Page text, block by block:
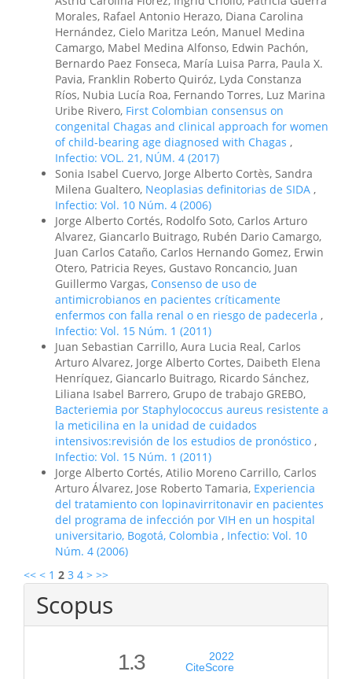
Morales, Rafael Antonio Herazo, Diana Carolina
Hernández, Cielo Maritza León, Manuel Medina
Camargo, Mabel Medina Alfonso, Edwin Pachón,
Bernardo Paez Fonseca, María Luisa Parra, Paula X.
Pavia, Franklin Roberto Quiróz, Lyda Constanza
Ríos, Nubia Lucía Roa, Fernando Torres, Luz Marina
Uribe Rivero, First Colombian consensus on
congenital Chagas and clinical approach for women
of child-bearing age diagnosed with Chagas ,
Infectio: VOL. 21, NÚM. 4 (2017)
Sonia Isabel Cuervo, Jorge Alberto Cortès, Sandra
Milena Gualtero, Neoplasias definitorias de SIDA ,
Infectio: Vol. 10 Núm. 4 (2006)
Jorge Alberto Cortés, Rodolfo Soto, Carlos Arturo
Alvarez, Giancarlo Buitrago, Rubén Dario Camargo,
Juan Carlos Cataño, Carlos Hernando Gomez, Erwin
Otero, Patricia Reyes, Gustavo Roncancio, Juan
Guillermo Vargas, Consenso de uso de
antimicrobianos en pacientes críticamente
enfermos con falla renal o en riesgo de padecerla ,
Infectio: Vol. 15 Núm. 1 (2011)
Juan Sebastian Carrillo, Aura Lucia Real, Carlos
Arturo Alvarez, Jorge Alberto Cortes, Daibeth Elena
Henríquez, Giancarlo Buitrago, Ricardo Sánchez,
Liliana Isabel Barrero, Grupo de trabajo GREBO,
Bacteriemia por Staphylococcus aureus resistente a
la meticilina en la unidad de cuidados
intensivos:revisión de los estudios de pronóstico ,
Infectio: Vol. 15 Núm. 1 (2011)
Jorge Alberto Cortés, Atilio Moreno Carrillo, Carlos
Arturo Álvarez, Jose Roberto Tamaria, Experiencia
del tratamiento con lopinavirritonavir en pacientes
del programa de infección por VIH en un hospital
universitario, Bogotá, Colombia , Infectio: Vol. 10
Núm. 4 (2006)
<< < 1 2 3 4 > >>
Scopus
1.3
2022
CiteScore